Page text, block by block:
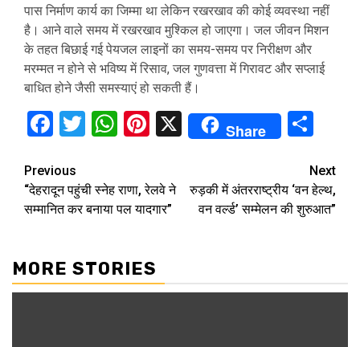
पास निर्माण कार्य का जिम्मा था लेकिन रखरखाव की कोई व्यवस्था नहीं
है। आने वाले समय में रखरखाव मुश्किल हो जाएगा। जल जीवन मिशन
के तहत बिछाई गई पेयजल लाइनों का समय-समय पर निरीक्षण और
मरम्मत न होने से भविष्य में रिसाव, जल गुणवत्ता में गिरावट और सप्लाई
बाधित होने जैसी समस्याएं हो सकती हैं।
Facebook
Twitter
WhatsApp
Pinterest
X Share
Continue
Reading
Previous
“देहरादून पहुंची स्नेह राणा, रेलवे ने
सम्मानित कर बनाया पल यादगार”
Next
रुड़की में अंतरराष्ट्रीय ‘वन हेल्थ,
वन वर्ल्ड’ सम्मेलन की शुरुआत”
MORE STORIES